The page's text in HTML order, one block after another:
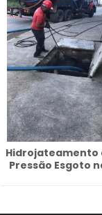
Hidrojateamento
Pressão Esgoto